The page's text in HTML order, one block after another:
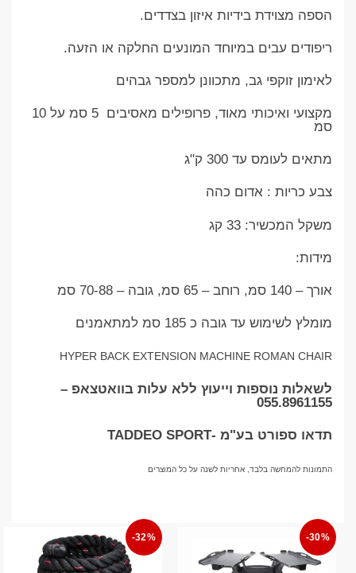
הספה מצוידת בידיות איזון בצדדים.
ריפודים עבים במיוחד המונעים החלקה או הזעה.
לאימון זוקפי גב, מתכוונן למספר גבהים
מקצועי ואיכותי מאוד, פרופילים מאסיבים 5 סמ על 10
סמ
מתאים לעומס עד 300 ק"ג
צבע כריות : אדום כהה
משקל המכשיר: 33 קג
מידות:
אורך – 140 סמ, רוחב – 65 סמ, גובה – 70-88 סמ
מומלץ לשימוש עד גובה כ 185 סמ למתאמנים
HYPER BACK EXTENSION MACHINE ROMAN CHAIR
לשאלות נוספות וייעוץ ללא עלות בוואטצאפ –
055.8961155
תדאו ספורט בע"מ -TADDEO SPORT
התמונות להמחשה בלבד, אחריות לשנה על כל המוצרים
-30%
-32%